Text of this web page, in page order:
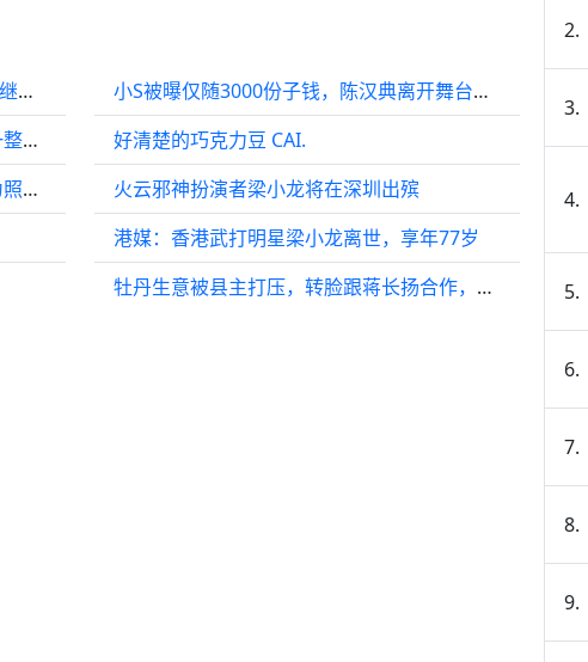
“京圈恶少”王烁：睡遍娱乐圈女星，殴打继母王艳，枪指刘涛老公
刘銮雄太宠老婆了！甘比出席活动，戴一整套帝王紫宝石超显富贵！
香港著名女星嫁给富商生活过得优裕，为照顾儿子淡出娱乐圈
小S被曝仅随3000份子钱，陈汉典离开舞台内幕
好清楚的巧克力豆 CAI.
火云邪神扮演者梁小龙将在深圳出殡
港媒：香港武打明星梁小龙离世，享年77岁
牡丹生意被县主打压，转脸跟蒋长扬合作，蒋长扬太腹黑